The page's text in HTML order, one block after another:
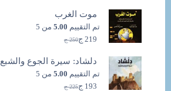
هو:
250 ج.
هو:
234 ج.
موت الغرب
تم التقييم 5.00 من 5
250 ج
السعر
هو:
250 ج.
219 جالسعر
هو:
219 ج.
دلشاد: سيرة الجوع والشبع
تم التقييم 5.00 من 5
225 ج 193 ج